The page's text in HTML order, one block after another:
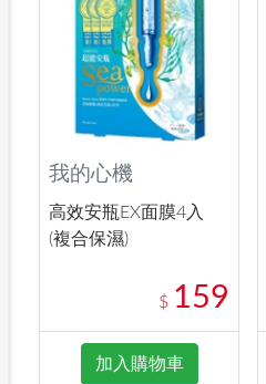
我的心機
高效安瓶EX面膜4入
(複合保濕)
$ 159
加入購物車